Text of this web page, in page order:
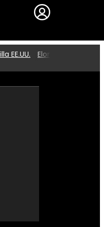
EE.UU. Elon Musk